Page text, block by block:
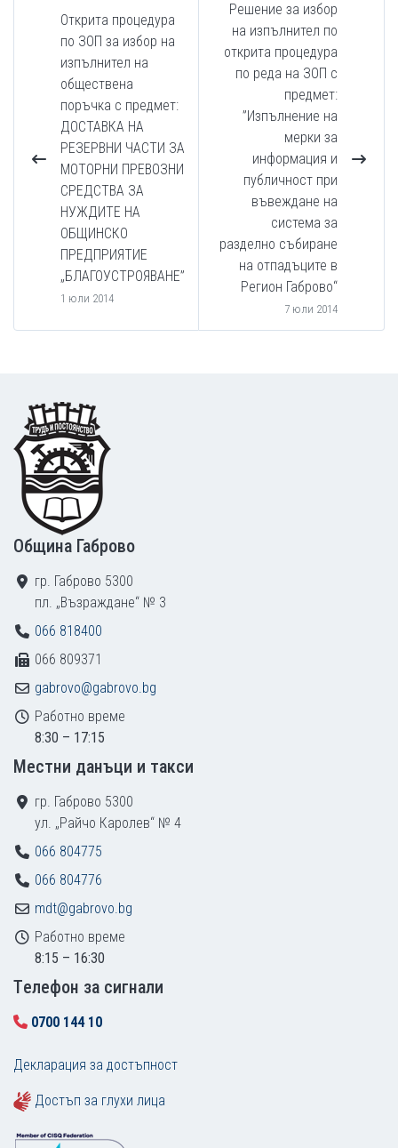
Открита процедура
по ЗОП за избор на
изпълнител на
обществена
поръчка с предмет:
ДОСТАВКА НА
РЕЗЕРВНИ ЧАСТИ ЗА
МОТОРНИ ПРЕВОЗНИ
СРЕДСТВА ЗА
НУЖДИТЕ НА
ОБЩИНСКО
ПРЕДПРИЯТИЕ
„БЛАГОУСТРОЯВАНЕ”
1 юли 2014
Решение за избор
на изпълнител по
открита процедура
по реда на ЗОП с
предмет:
”Изпълнение на
мерки за
информация и
публичност при
въвеждане на
система за
разделно събиране
на отпадъците в
Регион Габрово“
7 юли 2014
Footer
Община Габрово
гр. Габрово 5300
пл. „Възраждане“ № 3
066 818400
066 809371
gabrovo@gabrovo.bg
Работно време
8:30 – 17:15
Местни данъци и такси
гр. Габрово 5300
ул. „Райчо Каролев“ № 4
066 804775
066 804776
mdt@gabrovo.bg
Работно време
8:15 – 16:30
Tелефон за сигнали
0700 144 10
Декларация за достъпност
Достъп за глухи лица